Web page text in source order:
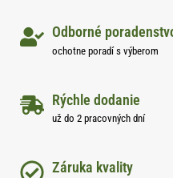
Odborné
ochotne poradí s výberom
Rýchle dodanie
už do 2 pracovných dní
Záruka kvality